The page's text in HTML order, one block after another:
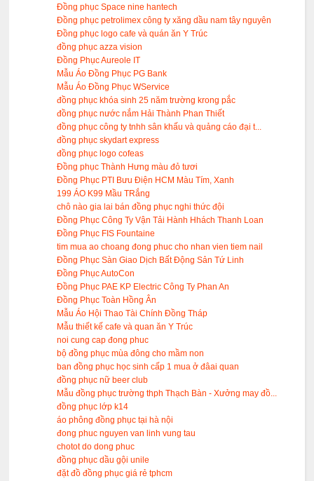
Đồng phục Space nine hantech
Đồng phục petrolimex công ty xăng dầu nam tây nguyên
Đồng phục logo cafe và quán ăn Y Trúc
đồng phục azza vision
Đồng Phục Aureole IT
Mẫu Áo Đồng Phục PG Bank
Mẫu Áo Đồng Phục WService
đồng phục khóa sinh 25 năm trường krong pắc
đồng phục nước nắm Hải Thành Phan Thiết
đồng phục công ty tnhh sân khấu và quảng cáo đại t...
đồng phục skydart express
đồng phục logo cofeas
Đồng phục Thành Hưng màu đỏ tươi
Đồng Phục PTI Bưu Điện HCM Màu Tím, Xanh
199 ÁO K99 Mầu TRắng
chô nào gia lai bán đồng phục nghi thức đội
Đồng Phục Công Ty Vận Tải Hành Hhách Thanh Loan
Đồng Phục FIS Fountaine
tim mua ao choang đong phuc cho nhan vien tiem nail
Đồng Phục Sàn Giao Dịch Bất Động Sản Tứ Linh
Đồng Phục AutoCon
Đồng Phục PAE KP Electric Công Ty Phan An
Đồng Phục Toàn Hồng Ân
Mẫu Áo Hội Thao Tài Chính Đồng Tháp
Mẫu thiết kế cafe và quan ăn Y Trúc
noi cung cap đong phuc
bộ đồng phục mùa đông cho mầm non
ban đồng phục học sinh cấp 1 mua ở đâai quan
đồng phục nữ beer club
Mẫu đồng phục trường thph Thạch Bàn - Xưởng may đồ...
đồng phục lớp k14
áo phông đồng phục tại hà nội
đong phuc nguyen van linh vung tau
chotot do dong phuc
đồng phục dầu gội unile
đặt đồ đồng phục giá rẻ tphcm